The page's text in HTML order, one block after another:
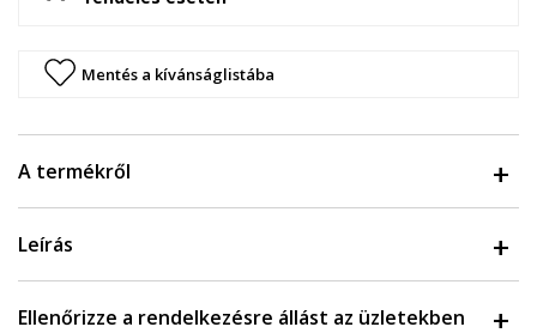
Mentés a kívánságlistába
A termékről
Leírás
Ellenőrizze a rendelkezésre állást az üzletekben